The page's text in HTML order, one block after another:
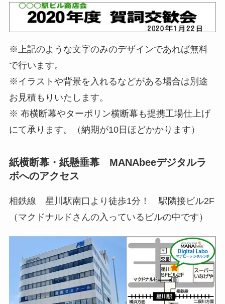
※上記のような文字のみのデザインであれば無料
で行います。
※イラストや背景を入れるなどがある場合は別途
お見積もりいたします。
※ 布横断幕やターポリン横断幕も提携工場仕上げ
にて承ります。（納期が10日ほどかかります）
紙横断幕・紙懸垂幕 MANAbeeデジタルラ
ボへのアクセス
相鉄線 星川駅南口より徒歩1分！ 駅隣接ビル2F
（マクドナルドさんの入っているビルの中です）